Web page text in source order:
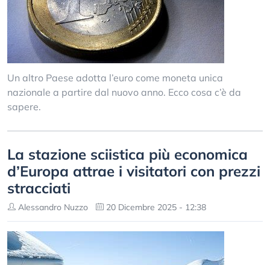
Un altro Paese adotta l’euro come moneta unica
nazionale a partire dal nuovo anno. Ecco cosa c’è da
sapere.
La stazione sciistica più economica
d’Europa attrae i visitatori con prezzi
stracciati
Alessandro Nuzzo 20 Dicembre 2025 - 12:38